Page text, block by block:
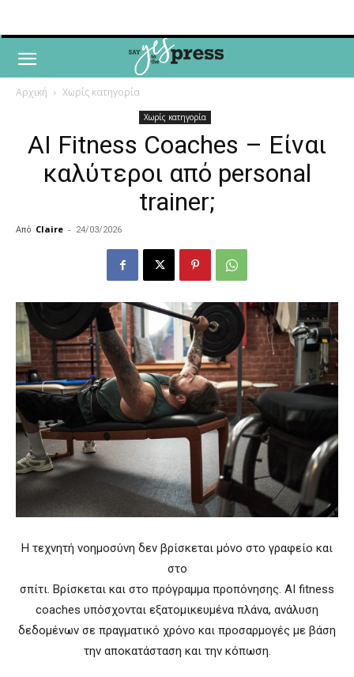
Αρχική Χωρίς κατηγορία
Χωρίς κατηγορία
AI Fitness Coaches – Είναι
καλύτεροι από personal
trainer;
Από Claire - 24/03/2026
H τεχνητή νοημοσύνη δεν βρίσκεται μόνο στο γραφείο και
στο
σπίτι. Βρίσκεται και στο πρόγραμμα προπόνησης. AI fitness
coaches υπόσχονται εξατομικευμένα πλάνα, ανάλυση
δεδομένων σε πραγματικό χρόνο και προσαρμογές με βάση
την αποκατάσταση και την κόπωση.